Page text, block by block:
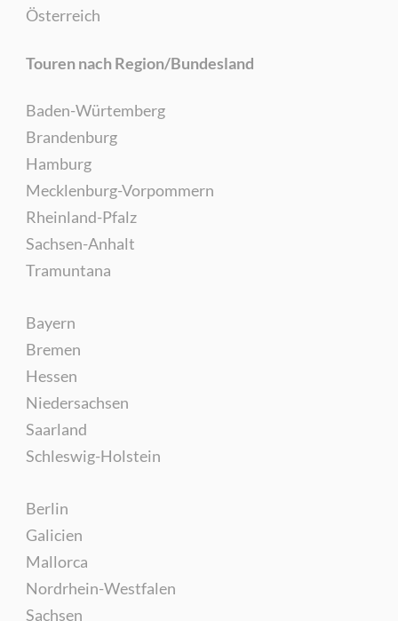
Österreich
Touren nach Region/Bundesland
Baden-Würtemberg
Brandenburg
Hamburg
Mecklenburg-Vorpommern
Rheinland-Pfalz
Sachsen-Anhalt
Tramuntana
Bayern
Bremen
Hessen
Niedersachsen
Saarland
Schleswig-Holstein
Berlin
Galicien
Mallorca
Nordrhein-Westfalen
Sachsen